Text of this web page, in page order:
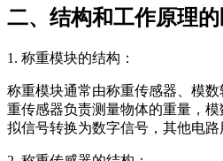
二、结构和工作原理的
1. 称重模块的结构：
称重模块通常由称重传感器、模
重传感器负责测量物体的重量，
拟信号转换为数字信号，其他电路